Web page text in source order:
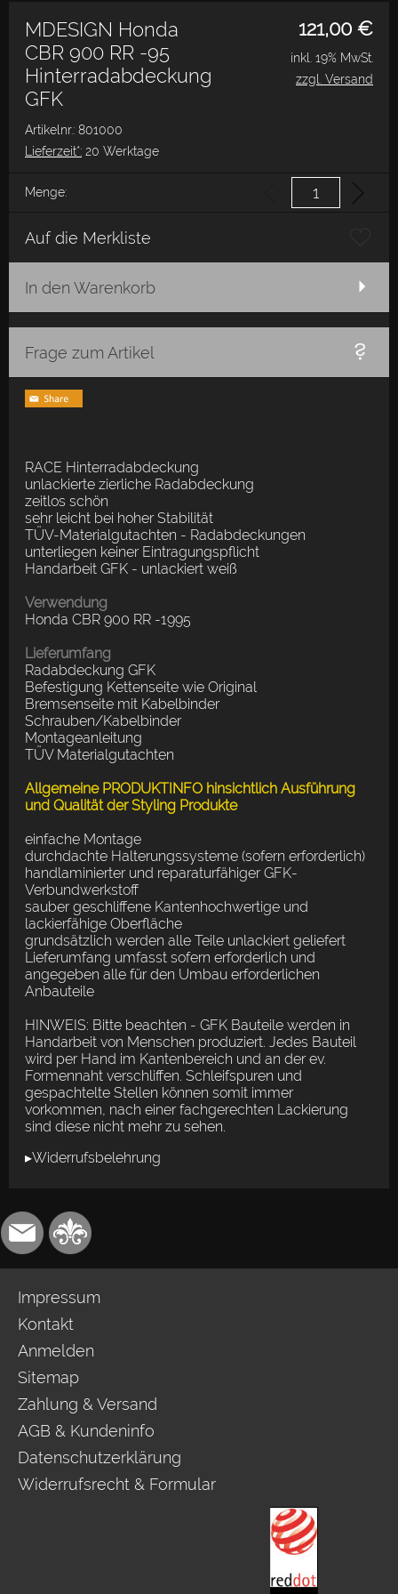
121,00 €
MDESIGN Honda
CBR 900 RR -95
Hinterradabdeckung
GFK
Artikelnr.: 801000
Lieferzeit*: 20 Werktage
inkl. 19% MwSt.
zzgl. Versand
Menge:
Auf die Merkliste
In den Warenkorb
Frage zum Artikel
RACE Hinterradabdeckung
unlackierte zierliche Radabdeckung
zeitlos schön
sehr leicht bei hoher Stabilität
TÜV-Materialgutachten - Radabdeckungen
unterliegen keiner Eintragungspflicht
Handarbeit GFK - unlackiert weiß
Verwendung
Honda CBR 900 RR -1995
Lieferumfang
Radabdeckung GFK
Befestigung Kettenseite wie Original
Bremsenseite mit Kabelbinder
Schrauben/Kabelbinder
Montageanleitung
TÜV Materialgutachten
Allgemeine PRODUKTINFO hinsichtlich Ausführung
und Qualität der Styling Produkte
einfache Montage
durchdachte Halterungssysteme (sofern erforderlich)
handlaminierter und reparaturfähiger GFK-
Verbundwerkstoff
sauber geschliffene Kantenhochwertige und
lackierfähige Oberfläche
grundsätzlich werden alle Teile unlackiert geliefert
Lieferumfang umfasst sofern erforderlich und
angegeben alle für den Umbau erforderlichen
Anbauteile
HINWEIS: Bitte beachten - GFK Bauteile werden in
Handarbeit von Menschen produziert. Jedes Bauteil
wird per Hand im Kantenbereich und an der ev.
Formennaht verschliffen. Schleifspuren und
gespachtelte Stellen können somit immer
vorkommen, nach einer fachgerechten Lackierung
sind diese nicht mehr zu sehen.
▸Widerrufsbelehrung
Impressum
Kontakt
Anmelden
Sitemap
Zahlung & Versand
AGB & Kundeninfo
Datenschutzerklärung
Widerrufsrecht & Formular